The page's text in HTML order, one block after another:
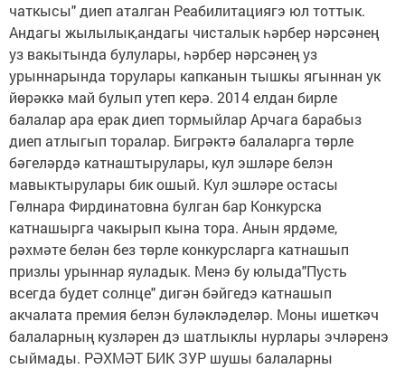
чаткысы" диеп аталган Реабилитациягэ юл тоттык.
Андагы жылылык,андагы чисталык һәрбер нәрсәнең
уз вакытында булулары, һәрбер нәрсәнең уз
урыннарында торулары капканын тышкы ягыннан ук
йөрәккә май булып утеп керә. 2014 елдан бирле
балалар ара ерак диеп тормыйлар Арчага барабыз
диеп атлыгып торалар. Бигрәктә балаларга төрле
бәгеләрдә катнаштырулары, кул эшләре белэн
мавыктырулары бик ошый. Кул эшләре остасы
Гөлнара Фирдинатовна булган бар Конкурска
катнашырга чакырып кына тора. Анын ярдәме,
рәхмәте белән без төрле конкурсларга катнашып
призлы урыннар яуладык. Менэ бу юлыда"Пусть
всегда будет солнце" дигән бәйгедэ катнашып
акчалата премия белэн буләкләделәр. Моны ишеткәч
балаларның кузләрен дэ шатлыклы нурлары эчләренэ
сыймады. РӘХМӘТ БИК ЗУР шушы балаларны